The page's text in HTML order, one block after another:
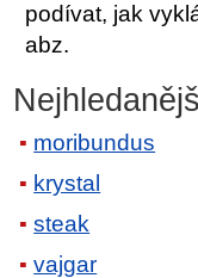
podívat, jak
abz.
moribundus
krystal
steak
vajgar